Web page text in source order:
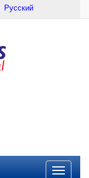
Русский